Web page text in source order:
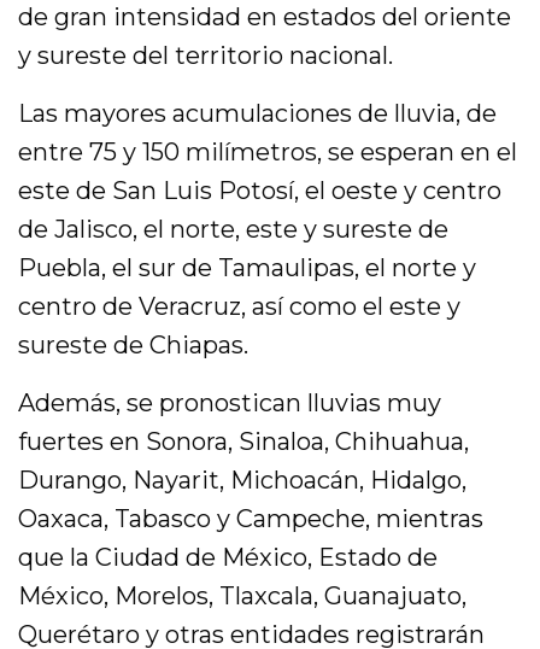
de gran intensidad en estados del oriente
y sureste del territorio nacional.
Las mayores acumulaciones de lluvia, de
entre 75 y 150 milímetros, se esperan en el
este de San Luis Potosí, el oeste y centro
de Jalisco, el norte, este y sureste de
Puebla, el sur de Tamaulipas, el norte y
centro de Veracruz, así como el este y
sureste de Chiapas.
Además, se pronostican lluvias muy
fuertes en Sonora, Sinaloa, Chihuahua,
Durango, Nayarit, Michoacán, Hidalgo,
Oaxaca, Tabasco y Campeche, mientras
que la Ciudad de México, Estado de
México, Morelos, Tlaxcala, Guanajuato,
Querétaro y otras entidades registrarán